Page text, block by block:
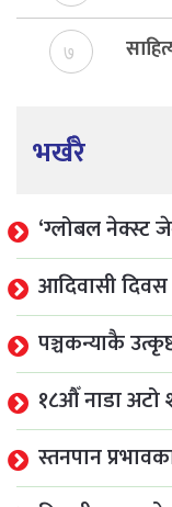
७
भर्खरै
‘ग्लोबल नेक्स्ट
आदिवासी दिवस
पञ्चकन्याकै
१८औँ नाडा
स्तनपान